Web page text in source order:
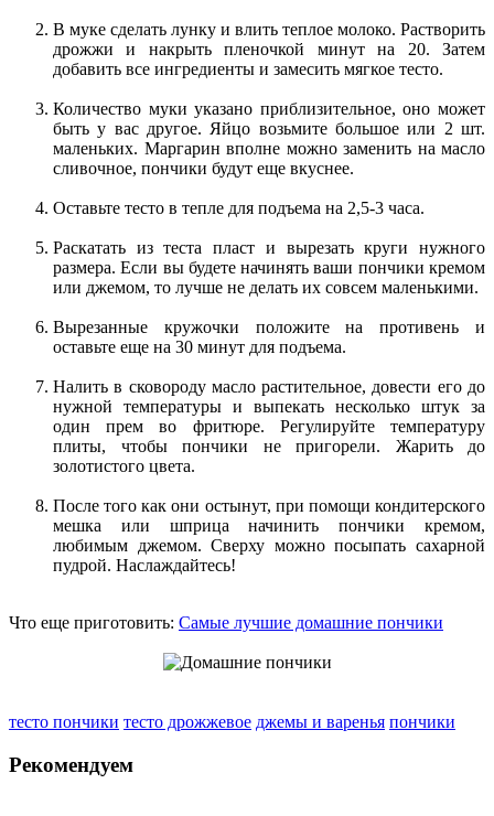
В муке сделать лунку и влить теплое молоко. Растворить
дрожжи и накрыть пленочкой минут на 20. Затем
добавить все ингредиенты и замесить мягкое тесто.
Количество муки указано приблизительное, оно может
быть у вас другое. Яйцо возьмите большое или 2 шт.
маленьких. Маргарин вполне можно заменить на масло
сливочное, пончики будут еще вкуснее.
Оставьте тесто в тепле для подъема на 2,5-3 часа.
Раскатать из теста пласт и вырезать круги нужного
размера. Если вы будете начинять ваши пончики кремом
или джемом, то лучше не делать их совсем маленькими.
Вырезанные кружочки положите на противень и
оставьте еще на 30 минут для подъема.
Налить в сковороду масло растительное, довести его до
нужной температуры и выпекать несколько штук за
один прем во фритюре. Регулируйте температуру
плиты, чтобы пончики не пригорели. Жарить до
золотистого цвета.
После того как они остынут, при помощи кондитерского
мешка или шприца начинить пончики кремом,
любимым джемом. Сверху можно посыпать сахарной
пудрой. Наслаждайтесь!
Что еще приготовить: Самые лучшие домашние пончики
тесто пончики тесто дрожжевое джемы и варенья пончики
Рекомендуем